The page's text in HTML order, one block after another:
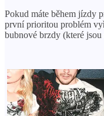
Pokud máte během jízdy
první prioritou problém
bubnové brzdy (které